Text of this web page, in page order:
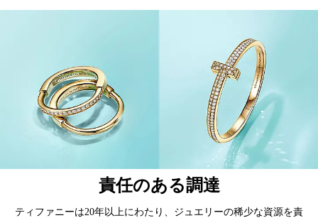
責任のある調達
ティファニーは20年以上にわたり、ジュエリーの稀少な資源を責